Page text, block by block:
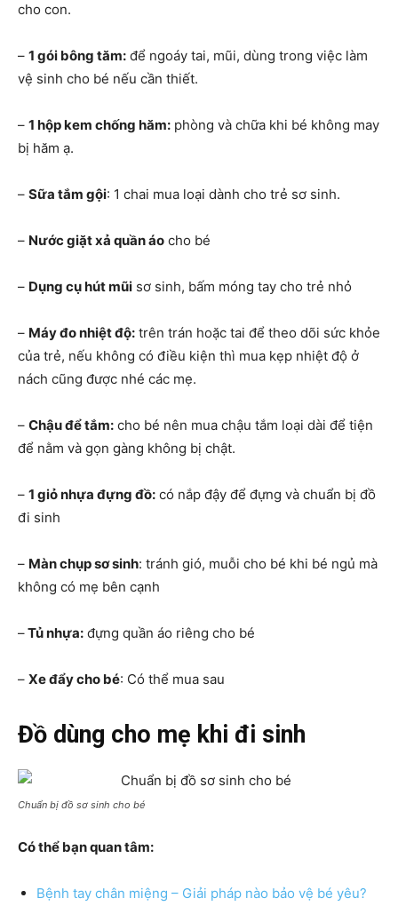
cho con.
– 1 gói bông tăm: để ngoáy tai, mũi, dùng trong việc làm
vệ sinh cho bé nếu cần thiết.
– 1 hộp kem chống hăm: phòng và chữa khi bé không may
bị hăm ạ.
– Sữa tắm gội: 1 chai mua loại dành cho trẻ sơ sinh.
– Nước giặt xả quần áo cho bé
– Dụng cụ hút mũi sơ sinh, bấm móng tay cho trẻ nhỏ
– Máy đo nhiệt độ: trên trán hoặc tai để theo dõi sức khỏe
của trẻ, nếu không có điều kiện thì mua kẹp nhiệt độ ở
nách cũng được nhé các mẹ.
– Chậu để tắm: cho bé nên mua chậu tắm loại dài để tiện
để nằm và gọn gàng không bị chật.
– 1 giỏ nhựa đựng đồ: có nắp đậy để đựng và chuẩn bị đồ
đi sinh
– Màn chụp sơ sinh: tránh gió, muỗi cho bé khi bé ngủ mà
không có mẹ bên cạnh
–Tủ nhựa: đựng quần áo riêng cho bé
– Xe đẩy cho bé: Có thể mua sau
Đồ dùng cho mẹ khi đi sinh
Chuẩn bị đồ sơ sinh cho bé
Có thể bạn quan tâm:
Bệnh tay chân miệng – Giải pháp nào bảo vệ bé yêu?